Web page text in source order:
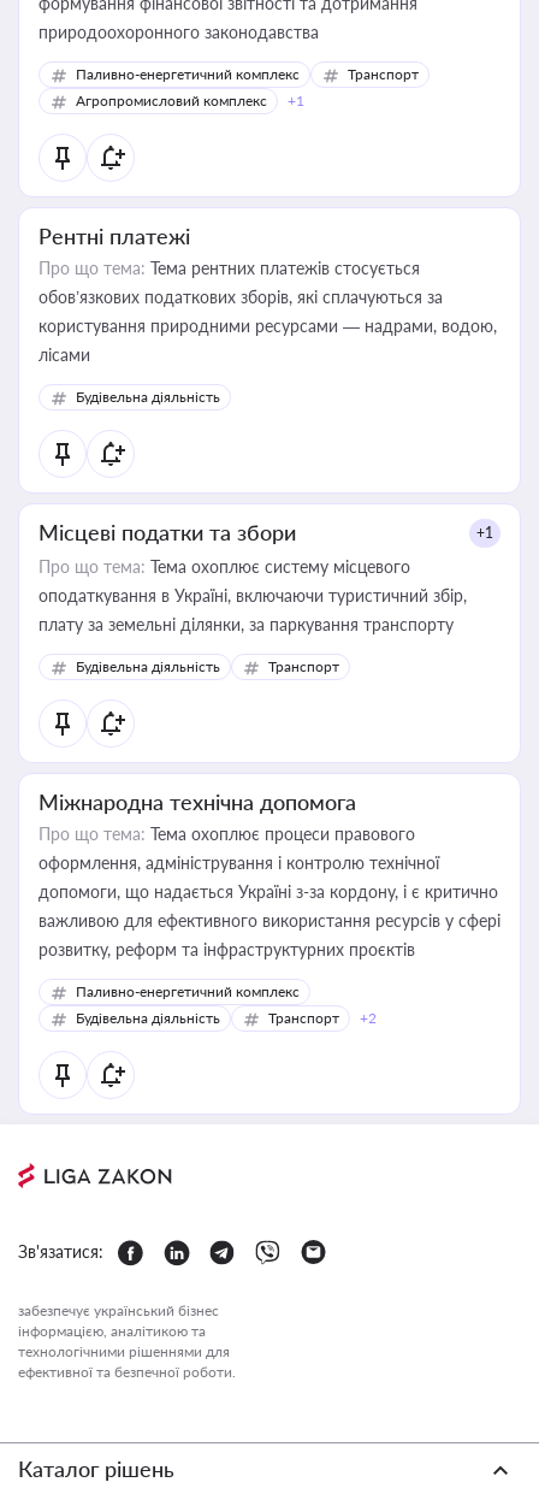
природоохоронного законодавства
Паливно-енергетичний комплекс
Транспорт
Агропромисловий комплекс
+1
Рентні платежі
Про що тема: Тема рентних платежів стосується
обов’язкових податкових зборів, які сплачуються за
користування природними ресурсами — надрами, водою,
лісами
Будівельна діяльність
Місцеві податки та збори +1
Про що тема: Тема охоплює систему місцевого
оподаткування в Україні, включаючи туристичний збір,
плату за земельні ділянки, за паркування транспорту
Будівельна діяльність Транспорт
Міжнародна технічна допомога
Про що тема: Тема охоплює процеси правового
оформлення, адміністрування і контролю технічної
допомоги, що надається Україні з-за кордону, і є критично
важливою для ефективного використання ресурсів у сфері
розвитку, реформ та інфраструктурних проєктів
Паливно-енергетичний комплекс
Будівельна діяльність
Транспорт +2
Зв'язатися:
забезпечує український бізнес
інформацією, аналітикою та
технологічними рішеннями для
ефективної та безпечної роботи.
Каталог рішень